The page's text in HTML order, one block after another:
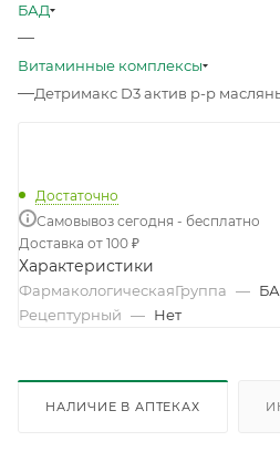
БАД
—
Витаминные комплексы
—Детримакс D3 актив р-р
Достаточно
Самовывоз сегодня - бесплатно
Доставка от 100 ₽
Характеристики
ФармакологическаяГруппа —
Рецептурный — Нет
НАЛИЧИЕ В АПТЕКАХ